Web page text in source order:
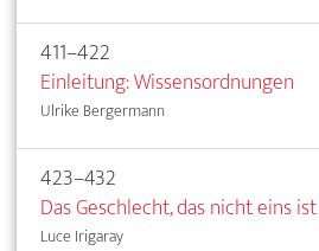
411–422
Einleitung: Wissensordnungen
Ulrike Bergermann
423–432
Das Geschlecht, das nicht eins ist
Luce Irigaray